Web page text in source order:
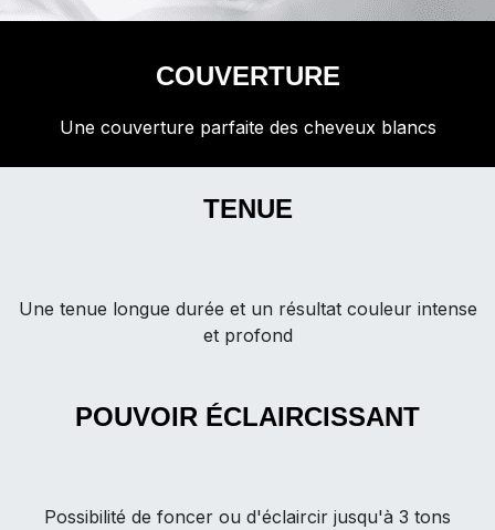
COUVERTURE
Une couverture parfaite des cheveux blancs
TENUE
Une tenue longue durée et un résultat couleur intense
et profond
POUVOIR ÉCLAIRCISSANT
Possibilité de foncer ou d'éclaircir jusqu'à 3 tons